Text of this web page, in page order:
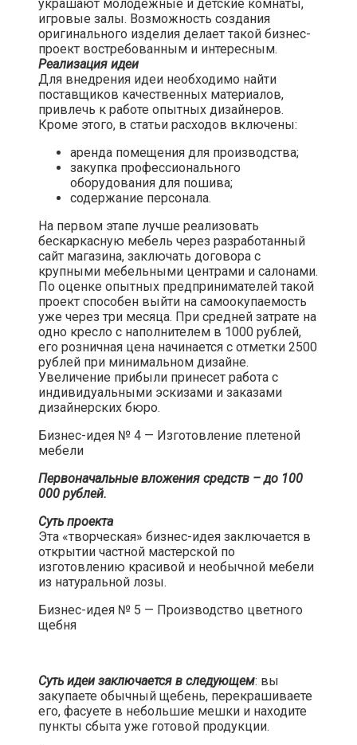
украшают молодежные и детские комнаты,
игровые залы. Возможность создания
оригинального изделия делает такой бизнес-
проект востребованным и интересным.
Реализация идеи
Для внедрения идеи необходимо найти
поставщиков качественных материалов,
привлечь к работе опытных дизайнеров.
Кроме этого, в статьи расходов включены:
аренда помещения для производства;
закупка профессионального
оборудования для пошива;
содержание персонала.
На первом этапе лучше реализовать
бескаркасную мебель через разработанный
сайт магазина, заключать договора с
крупными мебельными центрами и салонами.
По оценке опытных предпринимателей такой
проект способен выйти на самоокупаемость
уже через три месяца. При средней затрате на
одно кресло с наполнителем в 1000 рублей,
его розничная цена начинается с отметки 2500
рублей при минимальном дизайне.
Увеличение прибыли принесет работа с
индивидуальными эскизами и заказами
дизайнерских бюро.​
Бизнес-идея № 4 — Изготовление плетеной
мебели​
Первоначальные вложения средств – до 100
000 рублей.
Суть проекта
Эта «творческая» бизнес-идея заключается в
открытии частной мастерской по
изготовлению красивой и необычной мебели
из натуральной лозы.​
Бизнес-идея № 5 — Производство цветного
щебня​
Суть идеи заключается в следующем: вы
закупаете обычный щебень, перекрашиваете
его, фасуете в небольшие мешки и находите
пункты сбыта уже готовой продукции.​